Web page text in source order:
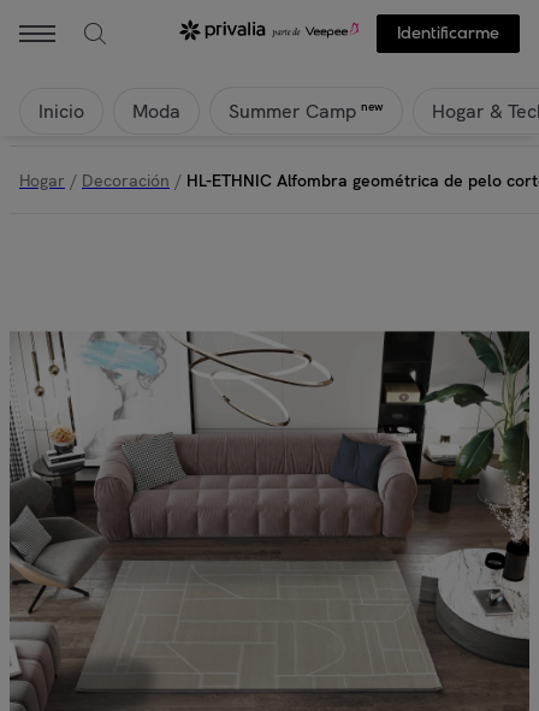
Identificarme
Inicio Moda Summer Camp new Hogar &
Hogar / Decoración / HL-ETHNIC Alfombra geométrica de pelo